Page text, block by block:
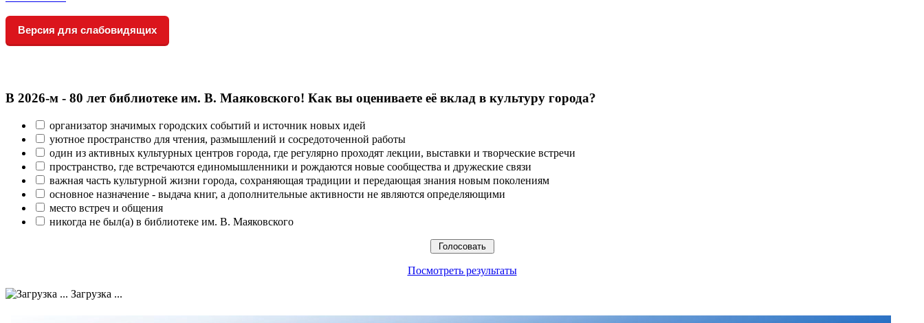
Версия для слабовидящих
В 2026‑м - 80 лет библиотеке им. В. Маяковского! Как вы оцениваете её вклад в культуру города?
организатор значимых городских событий и источник новых идей
уютное пространство для чтения, размышлений и сосредоточенной работы
один из активных культурных центров города, где регулярно проходят лекции, выставки и творческие встречи
пространство, где встречаются единомышленники и рождаются новые сообщества и дружеские связи
важная часть культурной жизни города, сохраняющая традиции и передающая знания новым поколениям
основное назначение - выдача книг, а дополнительные активности не являются определяющими
место встреч и общения
никогда не был(а) в библиотеке им. В. Маяковского
Посмотреть результаты
Загрузка ...